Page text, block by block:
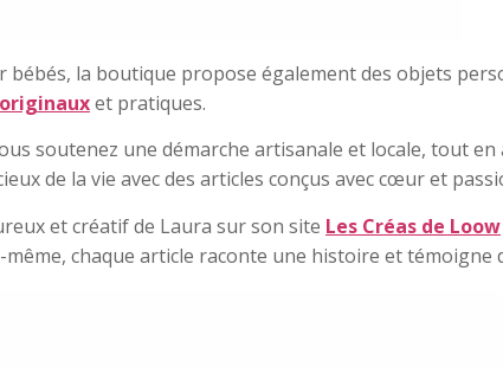
bébés, la boutique propose également des objets
et pratiques.
soutenez une démarche artisanale et locale, tout
de la vie avec des articles conçus avec cœur et
et créatif de Laura sur son site Les Créas de Loow
chaque article raconte une histoire et témoigne